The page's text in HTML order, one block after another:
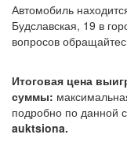
Автомобиль
Будславская, 19 в
вопросов
Итоговая цена
суммы:
подробно по данной
auktsiona.